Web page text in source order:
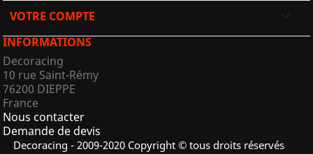
VOTRE COMPTE
INFORMATIONS
Decoracing
10 rue Saint-Rémy
76200 DIEPPE
France
Nous contacter
Demande de devis
Decoracing - 2009-2020 Copyright © tous droits réservés